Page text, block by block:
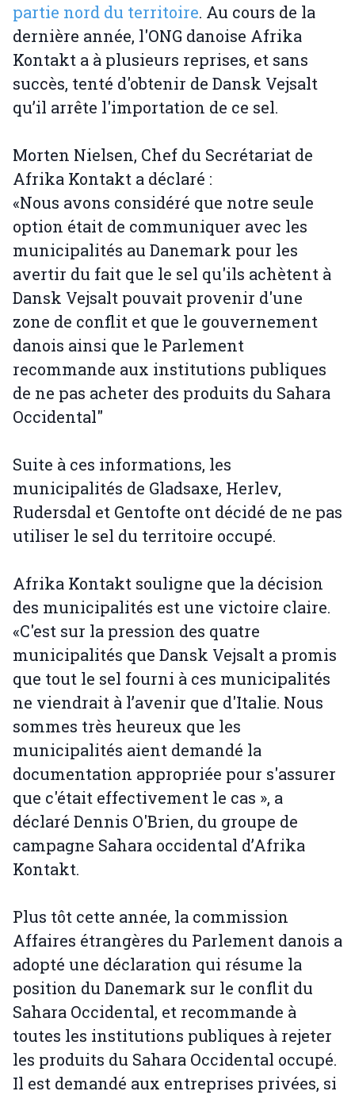
partie nord du territoire. Au cours de la
dernière année, l'ONG danoise Afrika
Kontakt a à plusieurs reprises, et sans
succès, tenté d'obtenir de Dansk Vejsalt
qu’il arrête l'importation de ce sel.
Morten Nielsen, Chef du Secrétariat de
Afrika Kontakt a déclaré :
«Nous avons considéré que notre seule
option était de communiquer avec les
municipalités au Danemark pour les
avertir du fait que le sel qu'ils achètent à
Dansk Vejsalt pouvait provenir d'une
zone de conflit et que le gouvernement
danois ainsi que le Parlement
recommande aux institutions publiques
de ne pas acheter des produits du Sahara
Occidental"
Suite à ces informations, les
municipalités de Gladsaxe, Herlev,
Rudersdal et Gentofte ont décidé de ne pas
utiliser le sel du territoire occupé.
Afrika Kontakt souligne que la décision
des municipalités est une victoire claire.
«C'est sur la pression des quatre
municipalités que Dansk Vejsalt a promis
que tout le sel fourni à ces municipalités
ne viendrait à l’avenir que d'Italie. Nous
sommes très heureux que les
municipalités aient demandé la
documentation appropriée pour s'assurer
que c'était effectivement le cas », a
déclaré Dennis O'Brien, du groupe de
campagne Sahara occidental d’Afrika
Kontakt.
Plus tôt cette année, la commission
Affaires étrangères du Parlement danois a
adopté une déclaration qui résume la
position du Danemark sur le conflit du
Sahara Occidental, et recommande à
toutes les institutions publiques à rejeter
les produits du Sahara Occidental occupé.
Il est demandé aux entreprises privées, si